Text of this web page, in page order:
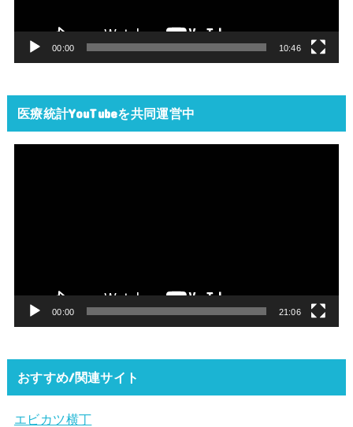
00:00 10:46
医療統計YouTubeを共同運営中
00:00 21:06
おすすめ/関連サイト
エビカツ横丁